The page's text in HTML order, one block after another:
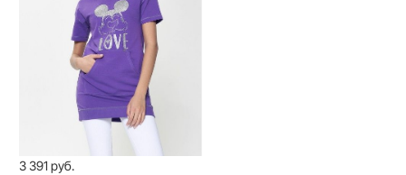
3 391 руб.